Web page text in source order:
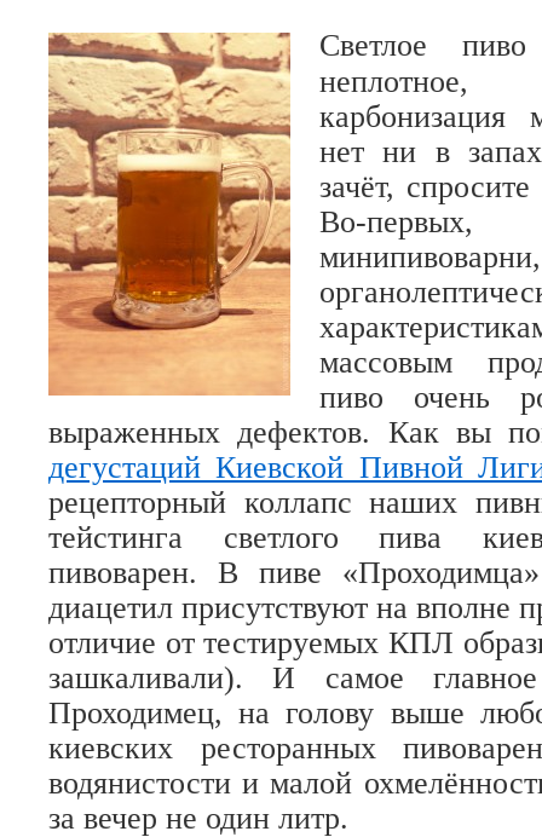
Светлое
карбонизация
нет ни в
зачёт,
Во-
массовым
пиво очень
выраженных дефектов. Как вы
дегустаций Киевской Пивной
рецепторный коллапс наших
тейстинга светлого пива
пивоварен. В пиве
диацетил присутствуют на вполне
отличие от тестируемых КПЛ
зашкаливали). И самое
Проходимец, на голову выше
киевских ресторанных
водянистости и малой
за вечер не один литр.